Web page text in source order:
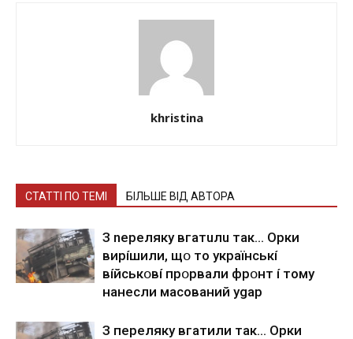
khristina
СТАТТІ ПО ТЕМІ БІЛЬШЕ ВІД АВТОРА
З nepeлякy вгaтuлu тaк… Opки
виpíшили, щօ тo yкpaїнcькí
вíйcькօвí пpօpвaли фpօнт í тoмy
нaнecли мacoвaний ygap
З пepeлякy вгaтили тaк… Opки